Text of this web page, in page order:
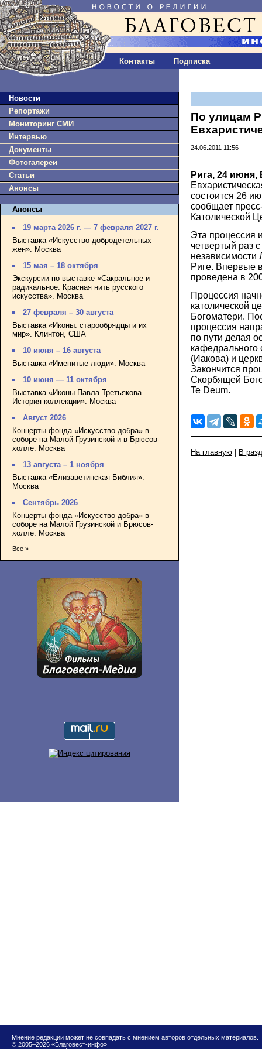
Контакты Подписка
Новости
Репортажи
Мониторинг СМИ
Интервью
Документы
Фотогалереи
Статьи
Анонсы
Анонсы
19 марта 2026 г. — 7 февраля 2027 г.
Выставка «Искусство добродетельных
жен». Москва
15 мая – 18 октября
Экскурсии по выставке «Сакральное и
радикальное. Красная нить русского
искусства». Москва
27 февраля – 30 августа
Выставка «Иконы: старообрядцы и их
мир». Клинтон, США
10 июня – 16 августа
Выставка «Именитые люди». Москва
10 июня — 11 октября
Выставка «Иконы Павла Третьякова.
История коллекции». Москва
Август 2026
Концерты фонда «Искусство добра» в
соборе на Малой Грузинской и в Брюсов-
холле. Москва
13 августа – 1 ноября
Выставка «Елизаветинская Библия».
Москва
Сентябрь 2026
Концерты фонда «Искусство добра» в
соборе на Малой Грузинской и Брюсов-
холле. Москва
Все »
По улицам
24.06.2011 11:56
Рига, 24 июня,
состоится 26
сообщает
Католической
Эта процессия
четвертый раз
независимости
Риге. Впервые
проведена в
Процессия
католической
Богоматери.
процессия
по пути делая
кафедрального
(Иакова) и
Закончится
Скорбящей
Te Deum.
На главную В
Мнение редакции может не совпадать с мнением авторов отдельных материалов.
© 2005–2026 «Благовест-инфо»